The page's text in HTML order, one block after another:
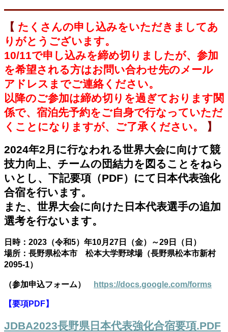
【 たくさんの申し込みをいただきましてあ
りがとうございます。
10/11で申し込みを締め切りましたが、参加
を希望される方はお問い合わせ先のメール
アドレスまでご連絡ください。
以降のご参加は締め切りを過ぎております関
係で、宿泊先予約をご自身で行なっていただ
くことになりますが、ご了承ください。
】
2024年2月に行なわれる世界大会に向けて競
技力向上、チームの団結力を図ることをねら
いとし、下記要項（PDF）にて日本代表強化
合宿を行います。
また、世界大会に向けた日本代表選手の追加
選考を行ないます。
日時：2023（令和5）年10月27日（金）～29日（日）
場所：長野県松本市 松本大学野球場（長野県松本市新村
2095-1）
（参加申込フォーム） https://docs.google.com/forms
【要項PDF】
JDBA2023長野県日本代表強化合宿要項.PDF